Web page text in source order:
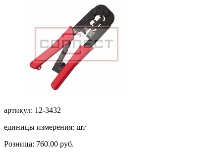
артикул: 12-3432
единицы измерения: шт
Розница: 760.00 руб.